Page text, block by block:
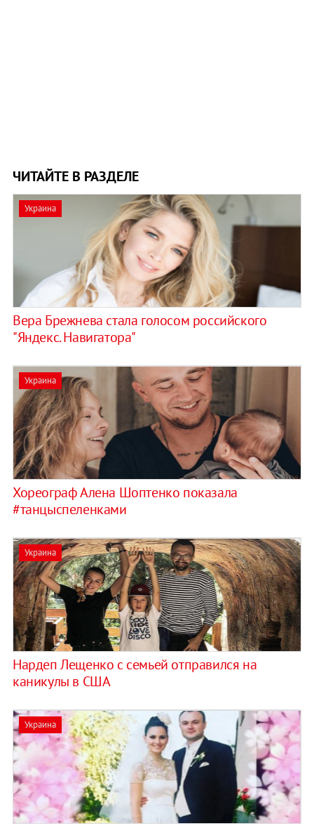
ЧИТАЙТЕ В РАЗДЕЛЕ
Украина
Вера Брежнева стала голосом российского
"Яндекс. Навигатора"
Украина
Хореограф Алена Шоптенко показала
#танцыспеленками
Украина
Нардеп Лещенко с семьей отправился на
каникулы в США
Украина